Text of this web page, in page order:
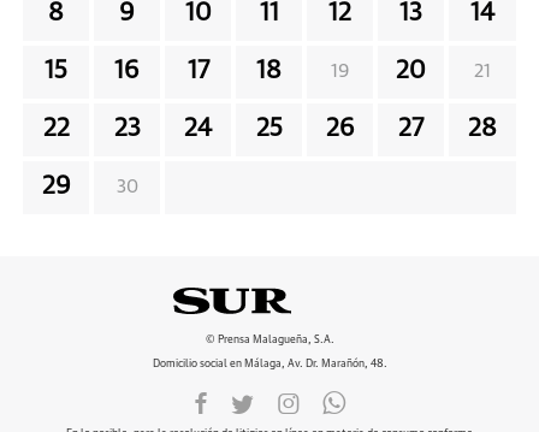
8 9 10 11 12 13 14
15 16 17 18 19 20 21
22 23 24 25 26 27 28
29 30
© Prensa Malagueña, S.A.
Domicilio social en Málaga, Av. Dr. Marañón, 48.